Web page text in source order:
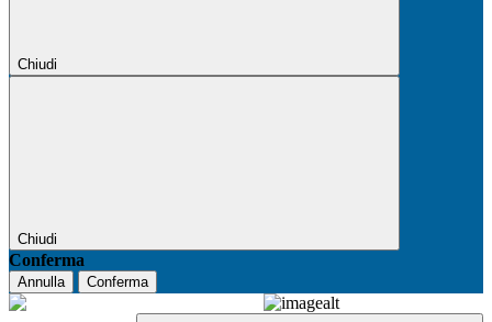
Chiudi
Chiudi
Conferma
Annulla Conferma